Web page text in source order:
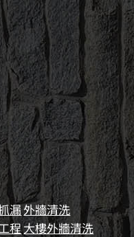
漏外牆清洗
程大樓外牆清洗